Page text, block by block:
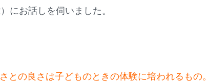
にお話しを伺いました。
との良さは子どものときの体験に培われるもの。